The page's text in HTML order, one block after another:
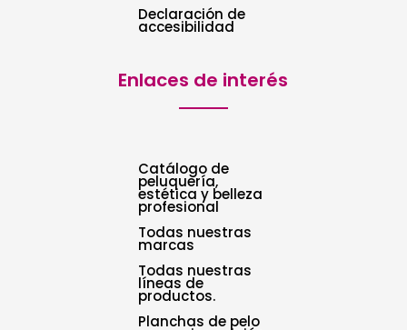
Declaración de
accesibilidad
Enlaces de interés
Catálogo de
peluquería,
estética y belleza
profesional
Todas nuestras
marcas
Todas nuestras
líneas de
productos.
Planchas de pelo